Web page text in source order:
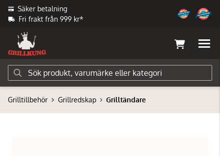
Säker betalning
Fri frakt från 999 kr*
Grilltillbehör Grillredskap Grilltändare